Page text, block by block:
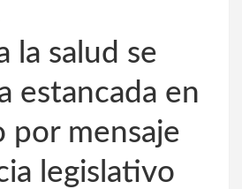
la salud se
estancada en
por mensaje
legislativo